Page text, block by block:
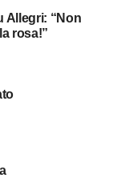
Allegri: “Non
rosa!”